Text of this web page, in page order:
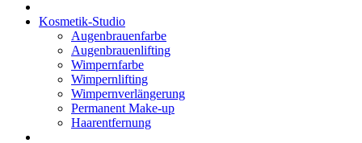
Kosmetik-Studio
Augenbrauenfarbe
Augenbrauenlifting
Wimpernfarbe
Wimpernlifting
Wimpernverlängerung
Permanent Make-up
Haarentfernung